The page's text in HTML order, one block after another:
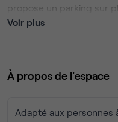
propose un parking sur
Les larges baies vitrées
explorez les nombreux
le parc de la Tête d'Or.
Voir plus
À propos de l'espace
Adapté aux personnes